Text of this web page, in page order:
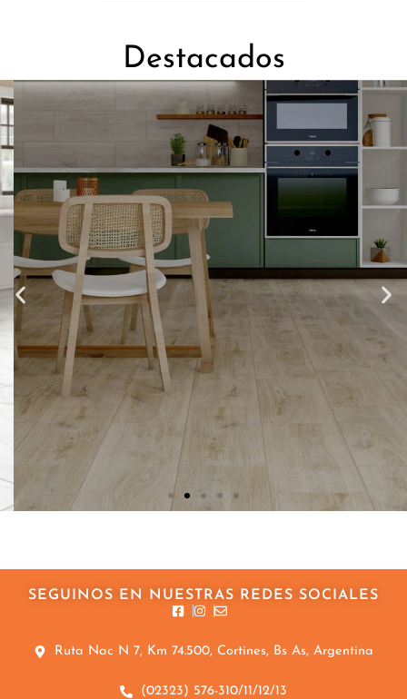
Destacados
SEGUINOS EN NUESTRAS REDES SOCIALES
Ruta Nac N 7, Km 74.500, Cortines, Bs As, Argentina
(02323) 576-310/11/12/13